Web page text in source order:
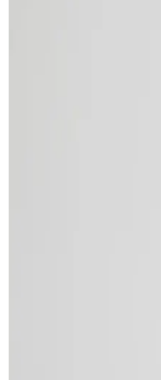
ilişkin telif hakları
dünyasında önemli
Günlük Moda
Ayakkabıdan
Farklı yaş ve vücut
altlığı, renk uyumu,
konfor ve şıklığı
Büyük Kalça
Flare, Bootcut
Büyük kalça ve
wide leg ve yüksek
konfor sunar. Doğru